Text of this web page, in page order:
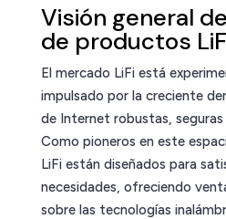
Visión general
de productos
El mercado LiFi está
impulsado por la creciente
de Internet robustas,
Como pioneros en este
LiFi están diseñados para
necesidades, ofreciendo
sobre las tecnologías